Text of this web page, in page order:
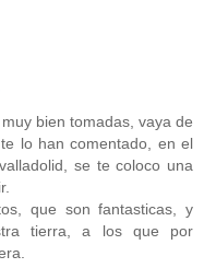
bien tomadas, vaya de
lo han comentado, en el
se te coloco una
que son fantasticas, y
tierra, a los que por